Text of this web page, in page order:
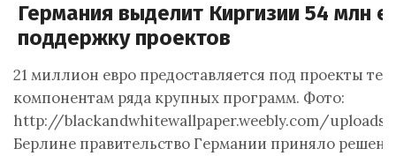
Германия выделит Киргизии 54 млн
поддержку проектов
21 миллион евро предоставляется под проекты
компонентам ряда крупных программ. Фото:
http://blackandwhitewallpaper.weebly.com/
Берлине правительство Германии приняло